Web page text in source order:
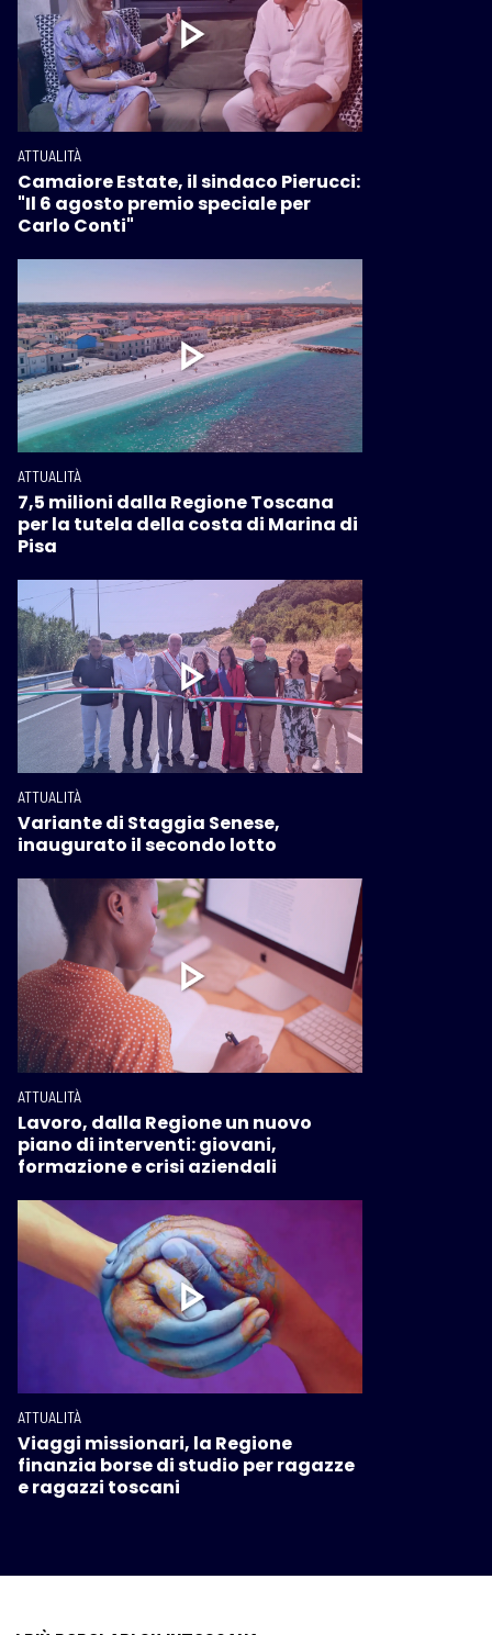
ATTUALITÀ
Camaiore Estate, il sindaco Pierucci:
"Il 6 agosto premio speciale per
Carlo Conti"
ATTUALITÀ
7,5 milioni dalla Regione Toscana
per la tutela della costa di Marina di
Pisa
ATTUALITÀ
Variante di Staggia Senese,
inaugurato il secondo lotto
ATTUALITÀ
Lavoro, dalla Regione un nuovo
piano di interventi: giovani,
formazione e crisi aziendali
ATTUALITÀ
Viaggi missionari, la Regione
finanzia borse di studio per ragazze
e ragazzi toscani